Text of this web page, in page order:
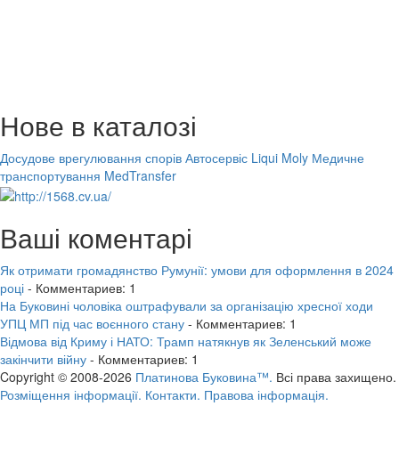
Нове в каталозі
Досудове врегулювання спорів Автосервіс Liqui Moly Медичне
транспортування MedTransfer
Ваші коментарі
Як отримати громадянство Румунії: умови для оформлення в 2024
році - Комментариев: 1
На Буковині чоловіка оштрафували за організацію хресної ходи
УПЦ МП під час воєнного стану - Комментариев: 1
Відмова від Криму і НАТО: Трамп натякнув як Зеленський може
закінчити війну - Комментариев: 1
Copyright © 2008-2026 Платинова Буковина™. Всі права захищено.
Розміщення інформації. Контакти. Правова інформація.